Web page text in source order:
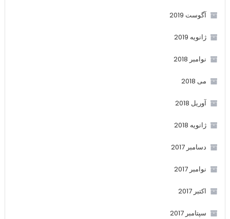
آگوست 2019
ژانویه 2019
نوامبر 2018
می 2018
آوریل 2018
ژانویه 2018
دسامبر 2017
نوامبر 2017
اکتبر 2017
سپتامبر 2017